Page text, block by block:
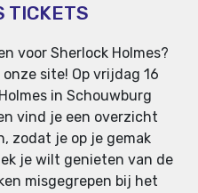
TICKETS
voor Sherlock Holmes?
site! Op vrijdag 16
in Schouwburg
vind je een overzicht
zodat je op je gemak
je wilt genieten van de
misgegrepen bij het